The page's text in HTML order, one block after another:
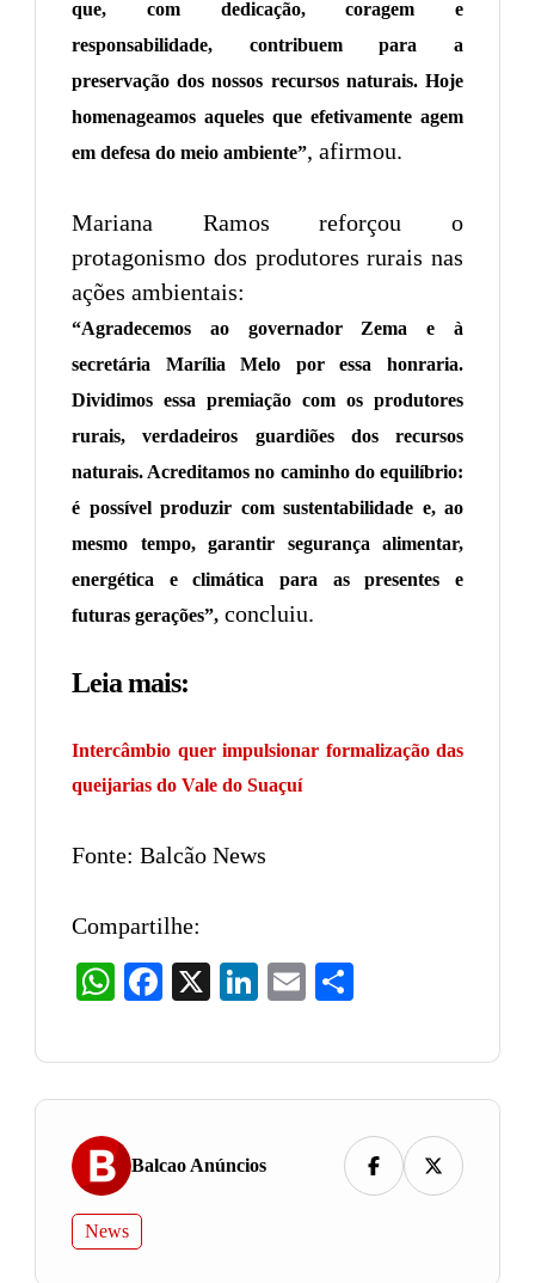
que, com dedicação, coragem e
responsabilidade, contribuem para a
preservação dos nossos recursos naturais. Hoje
homenageamos aqueles que efetivamente agem
em defesa do meio ambiente”, afirmou.
Mariana Ramos reforçou o
protagonismo dos produtores rurais nas
ações ambientais:
“Agradecemos ao governador Zema e à
secretária Marília Melo por essa honraria.
Dividimos essa premiação com os produtores
rurais, verdadeiros guardiões dos recursos
naturais. Acreditamos no caminho do equilíbrio:
é possível produzir com sustentabilidade e, ao
mesmo tempo, garantir segurança alimentar,
energética e climática para as presentes e
futuras gerações”, concluiu.
Leia mais:
Intercâmbio quer impulsionar formalização das
queijarias do Vale do Suaçuí
Fonte: Balcão News
Compartilhe:
WhatsAppFacebook LinkedIn
Email
Balcao Anúncios
News